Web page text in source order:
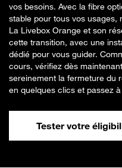
vos besoins. Avec la fibre
stable pour tous vos usages,
La Livebox Orange et son
cette transition, avec une
dédié pour vous guider.
cours, vérifiez dès
sereinement la fermeture du
en quelques clics et passez
Tester votre